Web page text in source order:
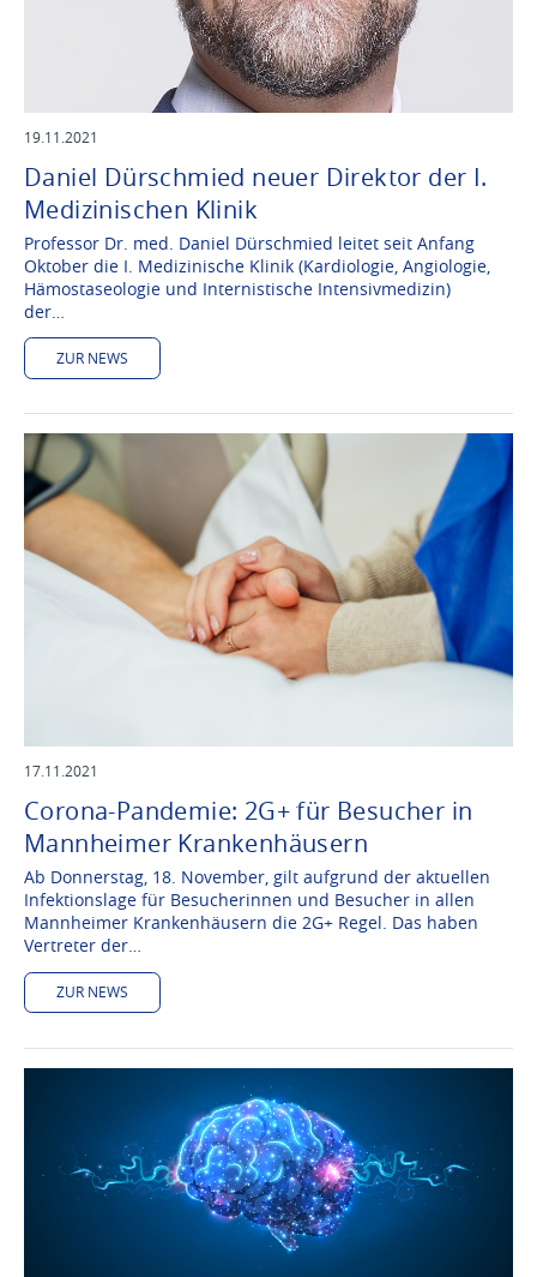
19.11.2021
Daniel Dürschmied neuer Direktor der I.
Medizinischen Klinik
Professor Dr. med. Daniel Dürschmied leitet seit Anfang
Oktober die I. Medizinische Klinik (Kardiologie, Angiologie,
Hämostaseologie und Internistische Intensivmedizin)
der…
ZUR NEWS
17.11.2021
Corona-Pandemie: 2G+ für Besucher in
Mannheimer Krankenhäusern
Ab Donnerstag, 18. November, gilt aufgrund der aktuellen
Infektionslage für Besucherinnen und Besucher in allen
Mannheimer Krankenhäusern die 2G+ Regel. Das haben
Vertreter der…
ZUR NEWS